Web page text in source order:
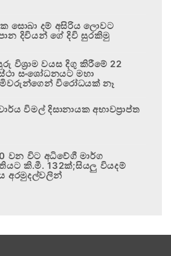
සොබා දම් අසිරිය ලොවට
දිවියන් ගේ දිවි සුරකිමු
විශ්‍රාම වයස දිගු කිරීමේ 22
සංශෝධනයට මහා
විරෝධයක් නෑ
විමල් දිසානායක අභාවප්‍රාප්ත
වන විට අධිවේගී මාර්ග
කි.මී. 132ක්;සියලු වියදම්
අරමුදල්වලින්